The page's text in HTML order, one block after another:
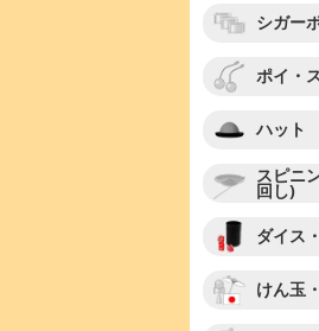
シガー
ポイ・
ハット
スピニ
回し)
ダイス
けん玉